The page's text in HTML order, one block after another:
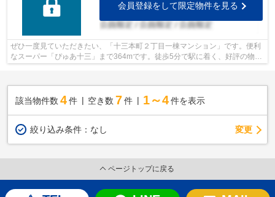
会員登録をして限定物件を見る
ぜひ一度見ていただきたい、「十三本町２丁目一棟マンション」です。便利
なスーパー「ぴゅあ十三」まで364mです。徒歩5分で駅に着く、好評の物件
です。
該当物件数 4件 空き数 7 件 1～4 件を表示
絞り込み条件： なし 変更
ページトップに戻る